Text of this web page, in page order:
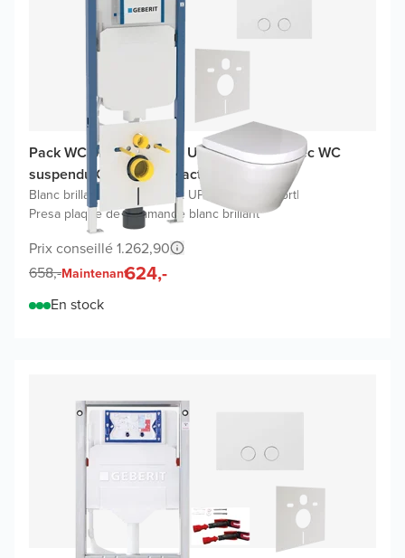
Pack WC promo Geberit UP720 (2025) avec WC
suspendu Calibro compact
Blanc brillant Geberit Duofix UP720 bâti-support|
Presa plaque de commande blanc brillant
Prix conseillé 1.262,90
658,-Maintenant624,-
En stock